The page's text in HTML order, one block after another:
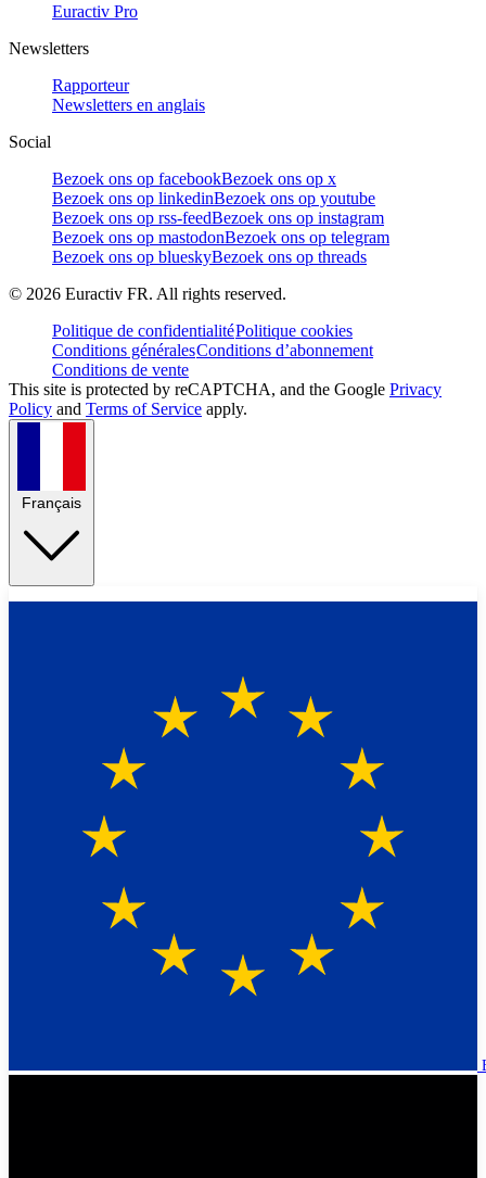
Euractiv Pro
Newsletters
Rapporteur
Newsletters en anglais
Social
Bezoek ons op facebookBezoek ons op x
Bezoek ons op linkedinBezoek ons op youtube
Bezoek ons op rss-feedBezoek ons op instagram
Bezoek ons op mastodonBezoek ons op telegram
Bezoek ons op blueskyBezoek ons op threads
© 2026 Euractiv FR. All rights reserved.
Politique de confidentialitéPolitique cookies
Conditions généralesConditions d’abonnement
Conditions de vente
This site is protected by reCAPTCHA, and the Google Privacy
Policy and Terms of Service apply.
Français